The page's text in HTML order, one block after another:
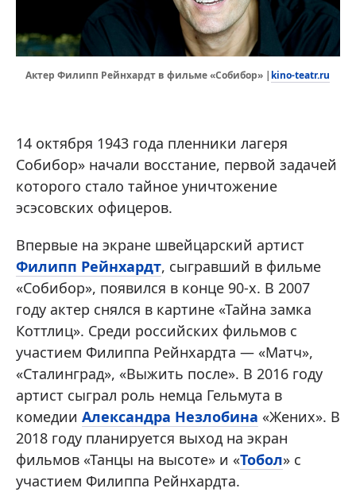
Актер Филипп Рейнхардт в фильме «Собибор» | kino-teatr.ru
14 октября 1943 года пленники лагеря
Собибор» начали восстание, первой задачей
которого стало тайное уничтожение
эсэсовских офицеров.
Впервые на экране швейцарский артист
Филипп Рейнхардт, сыгравший в фильме
«Собибор», появился в конце 90-х. В 2007
году актер снялся в картине «Тайна замка
Коттлиц». Среди российских фильмов с
участием Филиппа Рейнхардта — «Матч»,
«Сталинград», «Выжить после». В 2016 году
артист сыграл роль немца Гельмута в
комедии Александра Незлобина «Жених». В
2018 году планируется выход на экран
фильмов «Танцы на высоте» и «Тобол» с
участием Филиппа Рейнхардта.